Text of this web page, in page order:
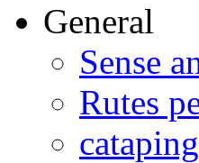
General
Sense
Rutes